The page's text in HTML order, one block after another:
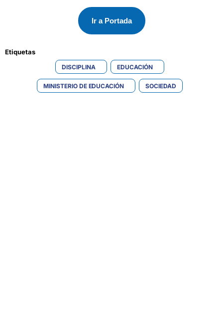
Ir a Portada
Etiquetas
DISCIPLINA EDUCACIÓN
MINISTERIO DE EDUCACIÓN SOCIEDAD